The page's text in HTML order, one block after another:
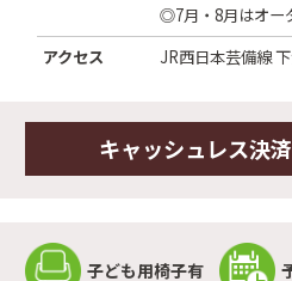
◎7月・8月はオー
アクセス
JR西日本芸備線
キャッシュレス決
子ども用椅子有